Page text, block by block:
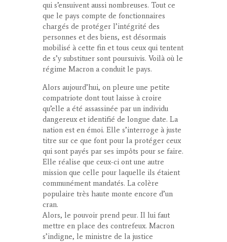
qui s’ensuivent aussi nombreuses. Tout ce
que le pays compte de fonctionnaires
chargés de protéger l’intégrité des
personnes et des biens, est désormais
mobilisé à cette fin et tous ceux qui tentent
de s’y substituer sont poursuivis. Voilà où le
régime Macron a conduit le pays.
Alors aujourd’hui, on pleure une petite
compatriote dont tout laisse à croire
qu’elle a été assassinée par un individu
dangereux et identifié de longue date. La
nation est en émoi. Elle s’interroge à juste
titre sur ce que font pour la protéger ceux
qui sont payés par ses impôts pour se faire.
Elle réalise que ceux-ci ont une autre
mission que celle pour laquelle ils étaient
communément mandatés. La colère
populaire très haute monte encore d’un
cran.
Alors, le pouvoir prend peur. Il lui faut
mettre en place des contrefeux. Macron
s’indigne, le ministre de la justice